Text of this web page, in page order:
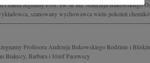
i żalem żegnamy Prof. zw. dr inż. Andrzeja Bukowskiego
szanowany wychowawca wielu pokoleń
Profesora Andrzeja Bukowskiego Rodzinie i
Białeccy, Barbara i Józef Pacewscy